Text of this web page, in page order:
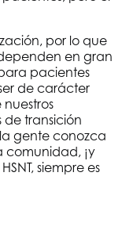
por lo que
en gran
pacientes
de carácter
de transición
gente conozca
comunidad, ¡y
HSNT, siempre es